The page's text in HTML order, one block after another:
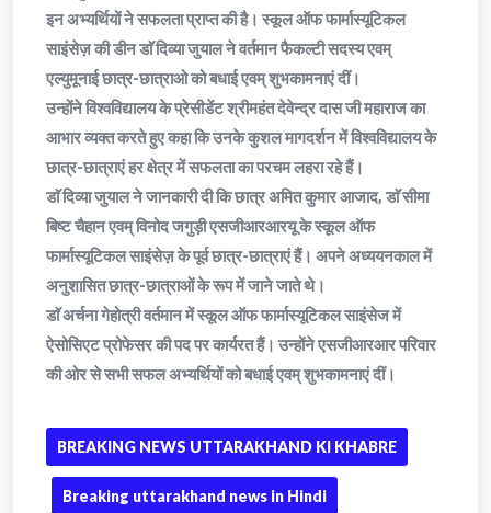
इन अभ्यर्थियों ने सफलता प्राप्त की है। स्कूल ऑफ फार्मास्यूटिकल
साइंसेज़ की डीन डाॅ दिव्या जुयाल ने वर्तमान फैकल्टी सदस्य एवम्
एल्युमूनाई छात्र-छात्राओ को बधाई एवम् शुभकामनाएं दीं।
उन्होंने विश्वविद्यालय के प्रेसीडेंट श्रीमहंत देवेन्द्र दास जी महाराज का
आभार व्यक्त करते हुए कहा कि उनके कुशल मागदर्शन में विश्वविद्यालय के
छात्र-छात्राएं हर क्षेत्र में सफलता का परचम लहरा रहे हैं।
डाॅ दिव्या जुयाल ने जानकारी दी कि छात्र अमित कुमार आजाद, डाॅ सीमा
बिष्ट चैहान एवम् विनोद जगुड़ी एसजीआरआरयू के स्कूल ऑफ
फार्मास्यूटिकल साइंसेज़ के पूर्व छात्र-छात्राएं हैं। अपने अध्ययनकाल में
अनुशासित छात्र-छात्राओं के रूप में जाने जाते थे।
डाॅ अर्चना गेहोत्री वर्तमान में स्कूल ऑफ फार्मास्यूटिकल साइंसेज में
ऐसोसिएट प्रोफेसर की पद पर कार्यरत हैं। उन्होंने एसजीआरआर परिवार
की ओर से सभी सफल अभ्यर्थियों को बधाई एवम् शुभकामनाएं दीं।
BREAKING NEWS UTTARAKHAND KI KHABRE
Breaking uttarakhand news in Hindi